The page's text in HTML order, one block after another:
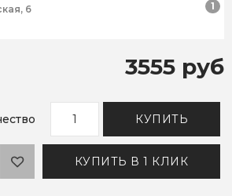
6 1
3555 руб
КУПИТЬ
КУПИТЬ В 1 КЛИК